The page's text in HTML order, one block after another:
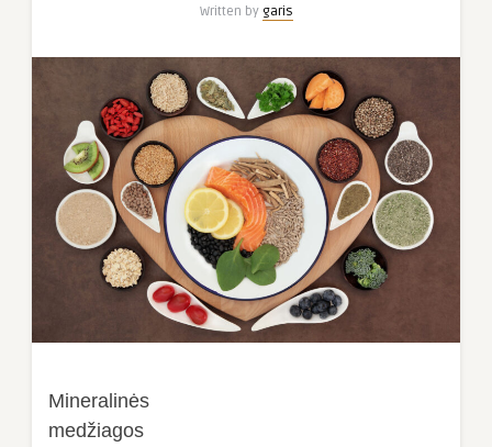
Written by garis
Mineralinės
medžiagos